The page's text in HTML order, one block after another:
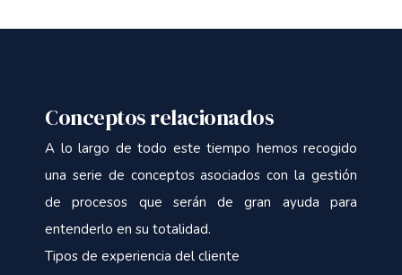
Conceptos relacionados
A lo largo de todo este tiempo hemos recogido
una serie de conceptos asociados con la gestión
de procesos que serán de gran ayuda para
entenderlo en su totalidad.
Tipos de experiencia del cliente